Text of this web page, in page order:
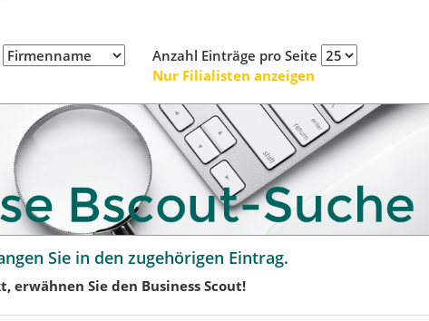
Anzahl Einträge pro Seite
Nur Filialisten anzeigen
Sie in den zugehörigen Eintrag.
erwähnen Sie den Business Scout!